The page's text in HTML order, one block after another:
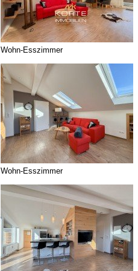
Wohn-Esszimmer
Wohn-Esszimmer